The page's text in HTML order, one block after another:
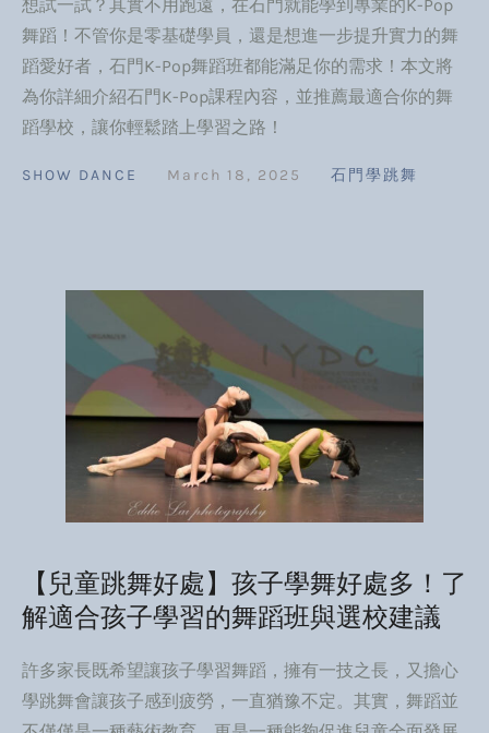
想試一試？其實不用跑遠，在石門就能學到專業的K-Pop
舞蹈！不管你是零基礎學員，還是想進一步提升實力的舞
蹈愛好者，石門K-Pop舞蹈班都能滿足你的需求！本文將
為你詳細介紹石門K-Pop課程內容，並推薦最適合你的舞
蹈學校，讓你輕鬆踏上學習之路！
SHOW DANCE March 18, 2025 石門學跳舞
【兒童跳舞好處】孩子學舞好處多！了
解適合孩子學習的舞蹈班與選校建議
許多家長既希望讓孩子學習舞蹈，擁有一技之長，又擔心
學跳舞會讓孩子感到疲勞，一直猶豫不定。其實，舞蹈並